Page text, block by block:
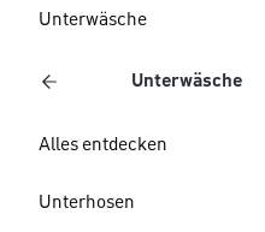
Unterwäsche
Unterwäsche
Alles entdecken
Unterhosen